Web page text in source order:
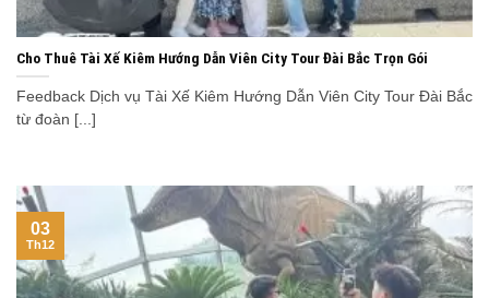
Cho Thuê Tài Xế Kiêm Hướng Dẫn Viên City Tour Đài Bắc Trọn Gói
Feedback Dịch vụ Tài Xế Kiêm Hướng Dẫn Viên City Tour Đài Bắc
từ đoàn [...]
03
Th12